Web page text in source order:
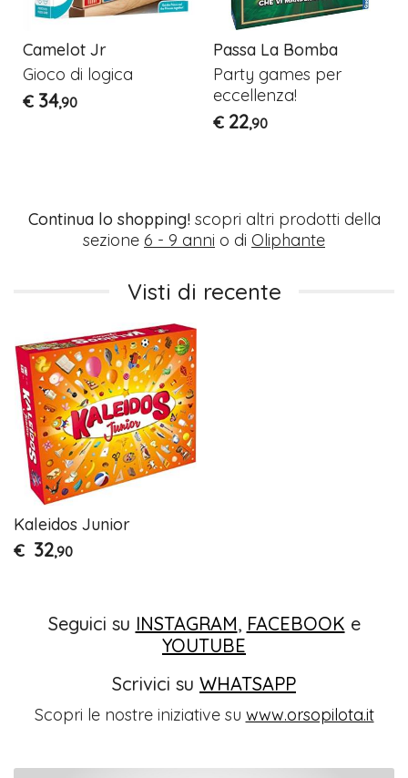
Camelot Jr
Gioco di logica
€ 34,90
Passa La Bomba
Party games per
eccellenza!
€ 22,90
Continua lo shopping!scopri altri prodotti della
sezione 6 - 9 anni o di Oliphante
Visti di recente
Kaleidos Junior
€ 32,90
Seguici su INSTAGRAM, FACEBOOK e
YOUTUBE
Scrivici su WHATSAPP
Scopri le nostre iniziative su www.orsopilota.it